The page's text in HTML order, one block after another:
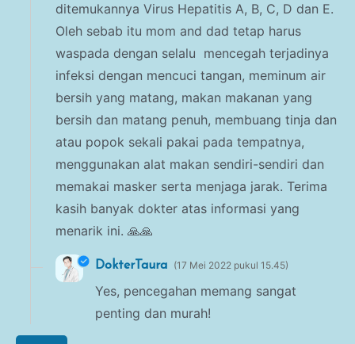
ditemukannya Virus Hepatitis A, B, C, D dan E.
Oleh sebab itu mom and dad tetap harus
waspada dengan selalu mencegah terjadinya
infeksi dengan mencuci tangan, meminum air
bersih yang matang, makan makanan yang
bersih dan matang penuh, membuang tinja dan
atau popok sekali pakai pada tempatnya,
menggunakan alat makan sendiri-sendiri dan
memakai masker serta menjaga jarak. Terima
kasih banyak dokter atas informasi yang
menarik ini. 🙏🙏
DokterTaura 17 Mei 2022 pukul 15.45
Yes, pencegahan memang sangat
penting dan murah!